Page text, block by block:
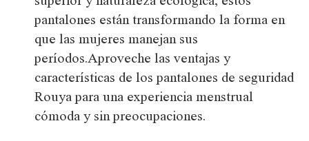
pantalones están transformando la forma en
que las mujeres manejan sus
períodos.Aproveche las ventajas y
características de los pantalones de seguridad
Rouya para una experiencia menstrual
cómoda y sin preocupaciones.